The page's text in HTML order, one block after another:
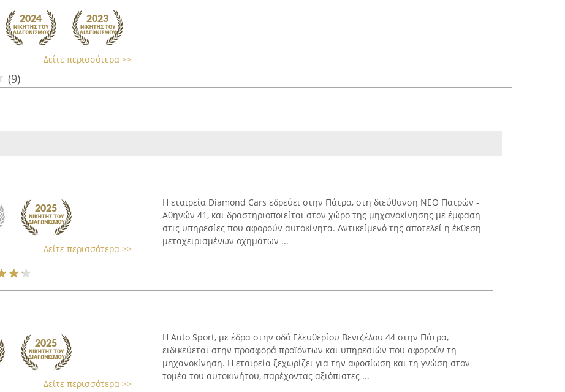
Δείτε περισσότερα >>
(9)
Δείτε περισσότερα >>
Η εταιρεία Diamond Cars εδρεύει στην Πάτρα, στη διεύθυνση ΝΕΟ Πατρών -
Αθηνών 41, και δραστηριοποιείται στον χώρο της μηχανοκίνησης με έμφαση
στις υπηρεσίες που αφορούν αυτοκίνητα. Αντικείμενό της αποτελεί η έκθεση
μεταχειρισμένων οχημάτων ...
Δείτε περισσότερα >>
Η Auto Sport, με έδρα στην οδό Ελευθερίου Βενιζέλου 44 στην Πάτρα,
ειδικεύεται στην προσφορά προϊόντων και υπηρεσιών που αφορούν τη
μηχανοκίνηση. Η εταιρεία ξεχωρίζει για την αφοσίωση και τη γνώση στον
τομέα του αυτοκινήτου, παρέχοντας αξιόπιστες ...